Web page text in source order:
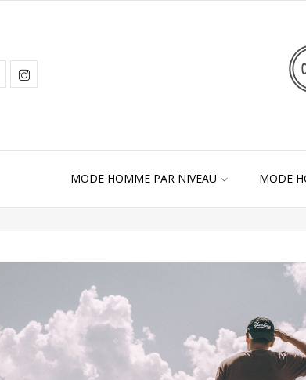
MODE HOMME PAR NIVEAU MODE